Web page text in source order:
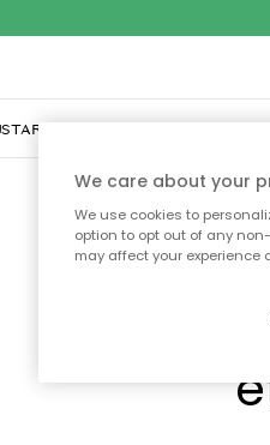
TARJOILU JA KATTAUSSISUSTUS
We care about your
We use cookies to
option to opt out of any
may affect your experience